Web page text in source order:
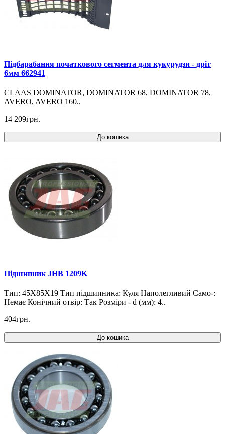
Підбарабання початкового сегмента для кукурудзи - дріт
6мм 662941
CLAAS DOMINATOR, DOMINATOR 68, DOMINATOR 78,
AVERO, AVERO 160..
14 209грн.
До кошика
Підшипник JHB 1209K
Тип: 45X85X19 Тип підшипника: Куля Наполегливий Само-:
Немає Конічний отвір: Так Розміри - d (мм): 4..
404грн.
До кошика